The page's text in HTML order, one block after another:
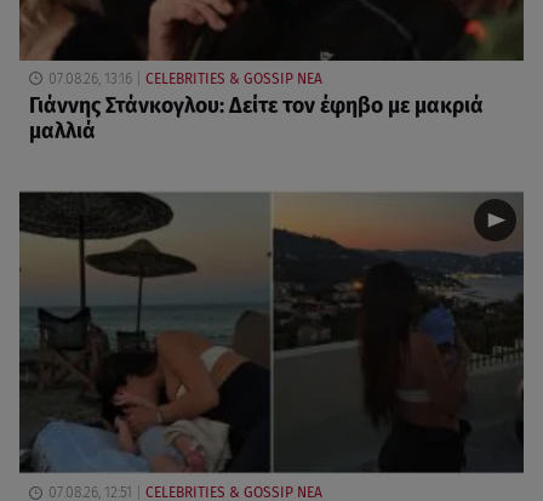
07.08.26, 13:16 CELEBRITIES & GOSSIP ΝΕΑ
Γιάννης Στάνκογλου: Δείτε τον έφηβο με μακριά
μαλλιά
07.08.26, 12:51 CELEBRITIES & GOSSIP ΝΕΑ